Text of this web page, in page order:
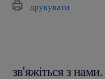
друкувати
зв'яжіться з нами.